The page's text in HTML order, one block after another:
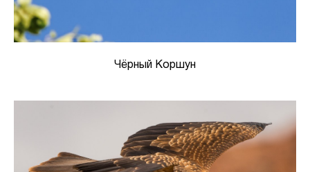
Чёрный Коршун